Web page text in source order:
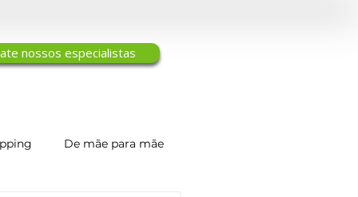
nossos especialistas
De mãe para mãe